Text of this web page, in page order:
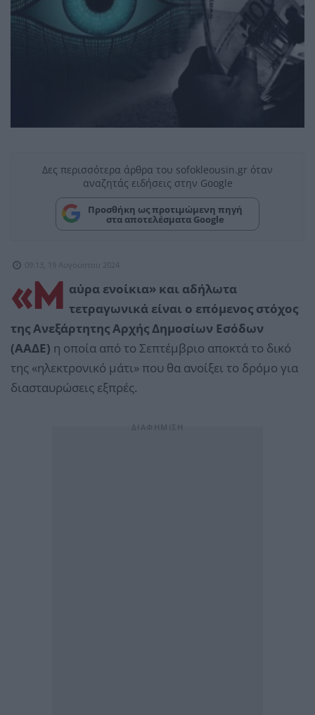
Δες περισσότερα άρθρα του sofokleousin.gr όταν
αναζητάς ειδήσεις στην Google
Προσθήκη ως προτιμώμενη πηγή
στα αποτελέσματα Google
09:13, 19 Αυγούστου 2024
«Μ
αύρα ενοίκια» και αδήλωτα
τετραγωνικά είναι ο επόμενος στόχος
της Ανεξάρτητης Αρχής Δημοσίων Εσόδων
(ΑΑΔΕ) η οποία από το Σεπτέμβριο αποκτά το δικό
της «ηλεκτρονικό μάτι» που θα ανοίξει το δρόμο για
διασταυρώσεις εξπρές.